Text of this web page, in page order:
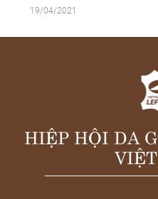
19/04/2021
HIỆP HỘI DA